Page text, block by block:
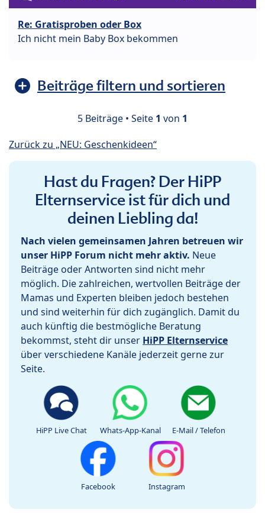
Re: Gratisproben oder Box
Ich nicht mein Baby Box bekommen
Beiträge filtern und sortieren
5 Beiträge • Seite 1 von 1
Zurück zu „NEU: Geschenkideen“
Hast du Fragen? Der HiPP
Elternservice ist für dich und
deinen Liebling da!
Nach vielen gemeinsamen Jahren betreuen wir
unser HiPP Forum nicht mehr aktiv. Neue
Beiträge oder Antworten sind nicht mehr
möglich. Die zahlreichen, wertvollen Beiträge der
Mamas und Experten bleiben jedoch bestehen
und sind weiterhin für dich zugänglich. Damit du
auch künftig die bestmögliche Beratung
bekommst, steht dir unser HiPP Elternservice
über verschiedene Kanäle jederzeit gerne zur
Seite.
HiPP Live Chat Whats-App-Kanal E-Mail / Telefon
Facebook Instagram